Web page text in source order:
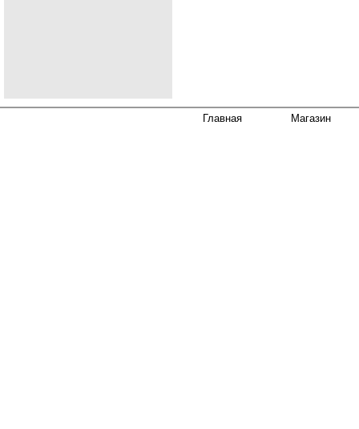
Главная Магазин